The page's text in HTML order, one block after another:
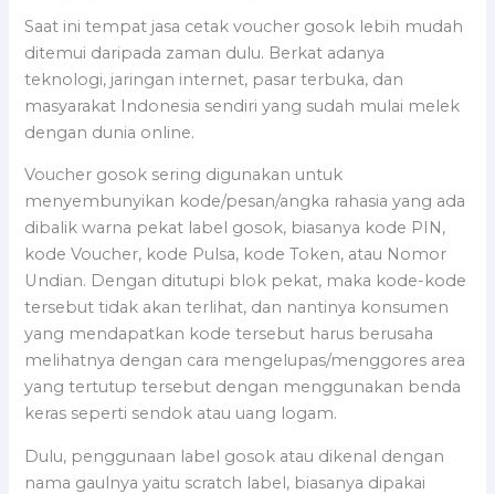
Saat ini tempat jasa cetak voucher gosok lebih mudah
ditemui daripada zaman dulu. Berkat adanya
teknologi, jaringan internet, pasar terbuka, dan
masyarakat Indonesia sendiri yang sudah mulai melek
dengan dunia online.
Voucher gosok sering digunakan untuk
menyembunyikan kode/pesan/angka rahasia yang ada
dibalik warna pekat label gosok, biasanya kode PIN,
kode Voucher, kode Pulsa, kode Token, atau Nomor
Undian. Dengan ditutupi blok pekat, maka kode-kode
tersebut tidak akan terlihat, dan nantinya konsumen
yang mendapatkan kode tersebut harus berusaha
melihatnya dengan cara mengelupas/menggores area
yang tertutup tersebut dengan menggunakan benda
keras seperti sendok atau uang logam.
Dulu, penggunaan label gosok atau dikenal dengan
nama gaulnya yaitu scratch label, biasanya dipakai